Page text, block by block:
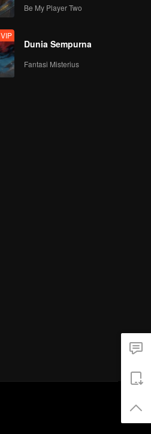
Be My Player Two
VIP
Dunia Sempurna
Fantasi Misterius